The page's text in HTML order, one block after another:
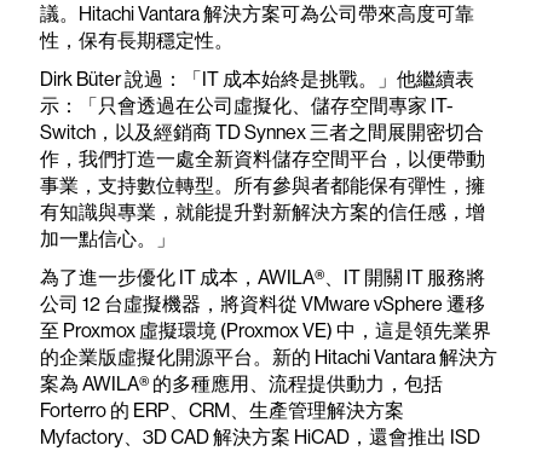
議。Hitachi Vantara 解決方案可為公司帶來高度可靠
性，保有長期穩定性。
Dirk Büter 說過：「IT 成本始終是挑戰。」他繼續表
示：「只會透過在公司虛擬化、儲存空間專家 IT-
Switch，以及經銷商 TD Synnex 三者之間展開密切合
作，我們打造一處全新資料儲存空間平台，以便帶動
事業，支持數位轉型。所有參與者都能保有彈性，擁
有知識與專業，就能提升對新解決方案的信任感，增
加一點信心。」
為了進一步優化 IT 成本，AWILA®、IT 開關 IT 服務將
公司 12 台虛擬機器，將資料從 VMware vSphere 遷移
至 Proxmox 虛擬環境 (Proxmox VE) 中，這是領先業界
的企業版虛擬化開源平台。新的 Hitachi Vantara 解決方
案為 AWILA® 的多種應用、流程提供動力，包括
Forterro 的 ERP、CRM、生產管理解決方案
Myfactory、3D CAD 解決方案 HiCAD，還會推出 ISD